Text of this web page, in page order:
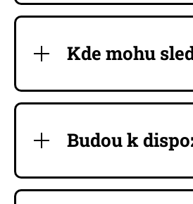
Kde mohu
Budou k